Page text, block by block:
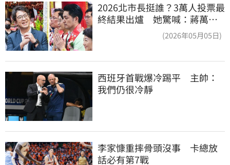
2026北市長挺誰？3萬人投票最
終結果出爐 她驚喊：蔣萬安
(2026年05月05日)
西班牙首戰爆冷踢平　主帥：
我們仍很冷靜
李家慷重摔骨頭沒事　卡總放
話必有第7戰